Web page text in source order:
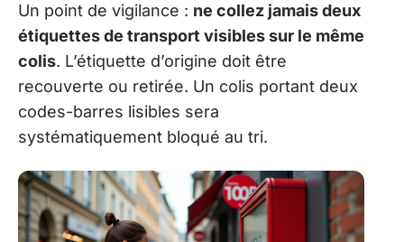
Un point de vigilance : ne collez jamais deux
étiquettes de transport visibles sur le même
colis. L’étiquette d’origine doit être
recouverte ou retirée. Un colis portant deux
codes-barres lisibles sera
systématiquement bloqué au tri.